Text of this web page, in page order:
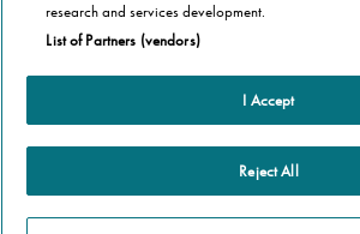
Homepage
Perché Stannah
Stannah Point vicino a te
Organismo di vigilanza
research and services development.
List of Partners (vendors)
I Accept
Reject All